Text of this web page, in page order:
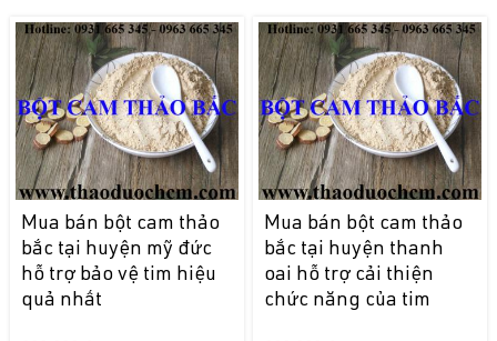
Mua bán bột cam thảo
bắc tại huyện mỹ đức
hỗ trợ bảo vệ tim hiệu
quả nhất
Mua bán bột cam thảo
bắc tại huyện thanh
oai hỗ trợ cải thiện
chức năng của tim